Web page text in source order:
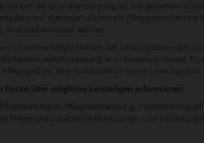
decken die Grundversorgung ab. Die gesamten
vor stationär“. Durch die Pflegeversicherung
, finanziell entlastet werden.
Möglichkeiten der
welche Leistung er in Anspruch nimmt. Es
zu. Eine Kombination dieser Leistungen ist
Detail über mögliche Leistungen informieren:
Pflegesachleistung,
Pflege und zusätzliche Betreuungs- und